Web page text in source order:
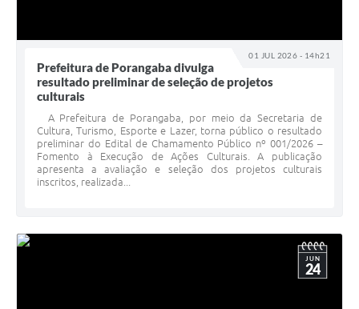
01 JUL 2026 - 14h21
Prefeitura de Porangaba divulga
resultado preliminar de seleção de projetos
culturais
A Prefeitura de Porangaba, por meio da Secretaria de
Cultura, Turismo, Esporte e Lazer, torna público o resultado
preliminar do Edital de Chamamento Público nº 001/2026 –
Fomento à Execução de Ações Culturais. A publicação
apresenta a avaliação e seleção dos projetos culturais
inscritos, realizada...
JUN
24